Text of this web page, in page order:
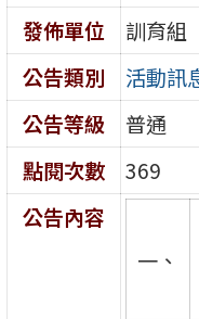
發佈單位
訓育組
公告類別
活動訊
公告等級
普通
點閱次數
369
公告內容
一、